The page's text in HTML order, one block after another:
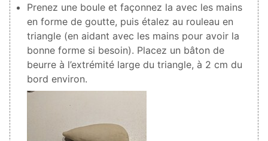
Prenez une boule et façonnez la avec les mains
en forme de goutte, puis étalez au rouleau en
triangle (en aidant avec les mains pour avoir la
bonne forme si besoin). Placez un bâton de
beurre à l’extrémité large du triangle, à 2 cm du
bord environ.